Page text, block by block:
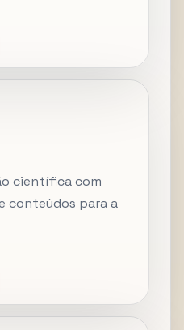
científica com
conteúdos para a